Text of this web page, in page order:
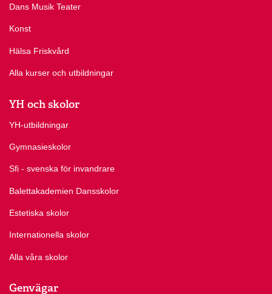
Dans Musik Teater
Konst
Hälsa Friskvård
Alla kurser och utbildningar
YH och skolor
YH-utbildningar
Gymnasieskolor
Sfi - svenska för invandrare
Balettakademien Dansskolor
Estetiska skolor
Internationella skolor
Alla våra skolor
Genvägar